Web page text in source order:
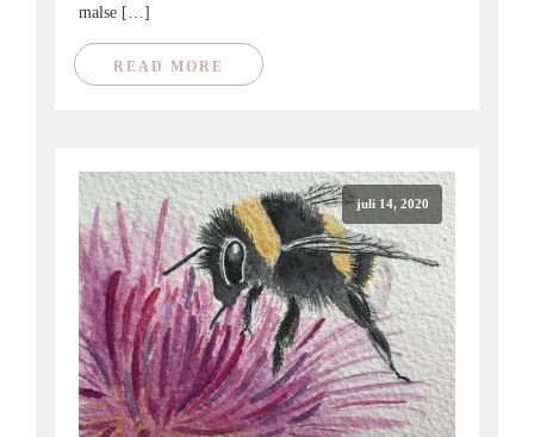
malse […]
READ MORE
juli 14, 2020